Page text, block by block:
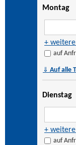
Montag
+
auf
⇓ Auf alle
Dienstag
+
auf